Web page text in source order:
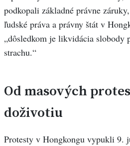
podkopali základné právne
ľudské práva a právny štát v
„dôsledkom je likvidácia slobody
strachu.“
Od masových
doživotiu
Protesty v Hongkongu vypukli 9.